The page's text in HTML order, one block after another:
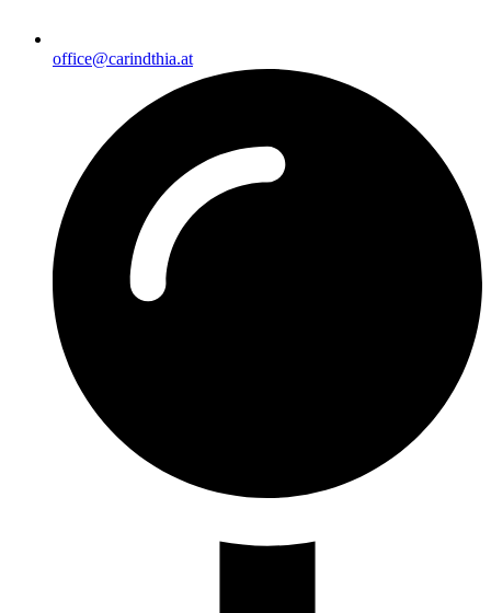
office@carindthia.at